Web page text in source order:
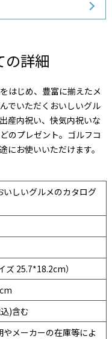
の詳細
はじめ、豊富に揃えたメ
でいただくおいしいグル
産内祝い、快気内祝いな
のプレゼント。ゴルフコ
にお使いいただけます。
いしいグルメのカタログ
ズ 25.7*18.2cm）
)含む
メーカーの在庫等によ